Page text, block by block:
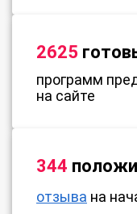
2625
программ
на сайте
344
отзыва на